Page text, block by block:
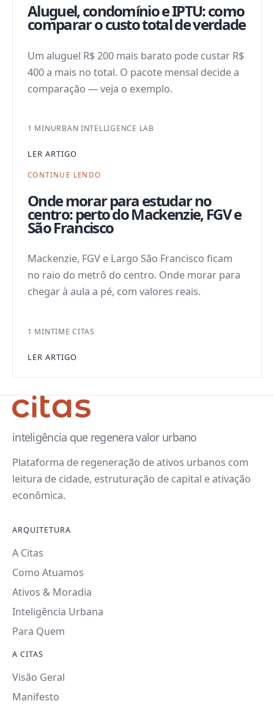
Aluguel, condomínio e IPTU: como
comparar o custo total de verdade
Um aluguel R$ 200 mais barato pode custar R$
400 a mais no total. O pacote mensal decide a
comparação — veja o exemplo.
1 MINURBAN INTELLIGENCE LAB
LER ARTIGO
CONTINUE LENDO
Onde morar para estudar no
centro: perto do Mackenzie, FGV e
São Francisco
Mackenzie, FGV e Largo São Francisco ficam
no raio do metrô do centro. Onde morar para
chegar à aula a pé, com valores reais.
1 MINTIME CITAS
LER ARTIGO
inteligência que regenera valor urbano
Plataforma de regeneração de ativos urbanos com
leitura de cidade, estruturação de capital e ativação
econômica.
ARQUITETURA
A Citas
Como Atuamos
Ativos & Moradia
Inteligência Urbana
Para Quem
A CITAS
Visão Geral
Manifesto